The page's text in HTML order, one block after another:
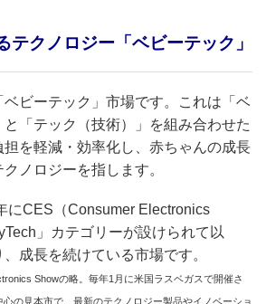
クノロジー「ベビーテック」
ビーテック」市場です。これは「ベ
と「テック（技術）」を組み合わせた
を軽減・効率化し、赤ちゃんの成長
ノロジーを指します。
CES（Consumer Electronics
」カテゴリーが設けられて以
成長を続けている市場です。
Showの略。毎年1月に米国ラスベガスで開催さ
の見本市で、最新のテクノロジー製品やイノベーショ